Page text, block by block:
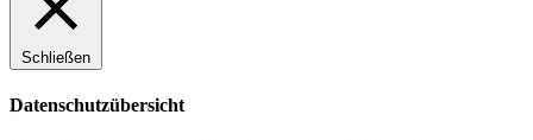
Schließen
Datenschutzübersicht